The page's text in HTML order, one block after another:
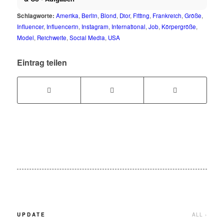
Schlagworte: Amerika, Berlin, Blond, Dior, Fitting, Frankreich, Größe,
Influencer, Influencerin, Instagram, International, Job, Körpergröße,
Model, Reichweite, Social Media, USA
Eintrag teilen
UPDATE ALL ›